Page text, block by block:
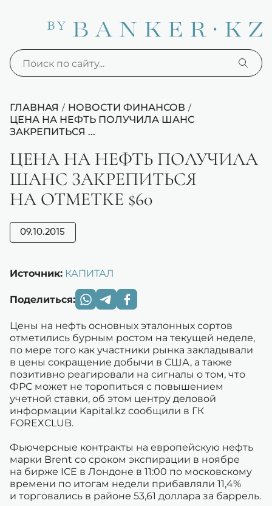
ГЛАВНАЯ / НОВОСТИ ФИНАНСОВ /
ЦЕНА НА НЕФТЬ ПОЛУЧИЛА ШАНС
ЗАКРЕПИТЬСЯ ...
ЦЕНА НА НЕФТЬ ПОЛУЧИЛА
ШАНС ЗАКРЕПИТЬСЯ
НА ОТМЕТКЕ $60
09.10.2015
Источник: КАПИТАЛ
Поделиться:
Цены на нефть основных эталонных сортов
отметились бурным ростом на текущей неделе,
по мере того как участники рынка закладывали
в цены сокращение добычи в США, а также
позитивно реагировали на сигналы о том, что
ФРС может не торопиться с повышением
учетной ставки, об этом центру деловой
информации Kapital.kz сообщили в ГК
FOREXCLUB.
Фьючерсные контракты на европейскую нефть
марки Brent со сроком экспирации в ноябре
на бирже ICE в Лондоне в 11:00 по московскому
времени по итогам недели прибавляли 11,4%
и торговались в районе 53,61 доллара за баррель.